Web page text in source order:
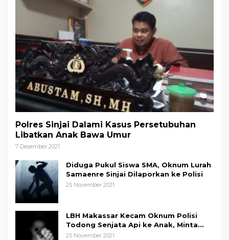
Polres Sinjai Dalami Kasus Persetubuhan
Libatkan Anak Bawa Umur
7 Desember 2021
Diduga Pukul Siswa SMA, Oknum Lurah
Samaenre Sinjai Dilaporkan ke Polisi
25 November 2021
LBH Makassar Kecam Oknum Polisi
Todong Senjata Api ke Anak, Minta
Kapolda Sulsel Tindak Tegas
25 November 2021